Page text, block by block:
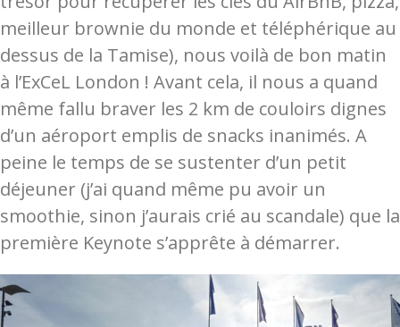
meilleur brownie du monde et téléphérique au
dessus de la Tamise), nous voilà de bon matin
à l’ExCeL London ! Avant cela, il nous a quand
même fallu braver les 2 km de couloirs dignes
d’un aéroport emplis de snacks inanimés. A
peine le temps de se sustenter d’un petit
déjeuner (j’ai quand même pu avoir un
smoothie, sinon j’aurais crié au scandale) que la
première Keynote s’apprête à démarrer.